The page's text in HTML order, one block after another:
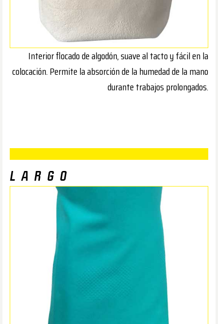
Interior flocado de algodón, suave al tacto y fácil en la
colocación. Permite la absorción de la humedad de la mano
durante trabajos prolongados.
LARGO